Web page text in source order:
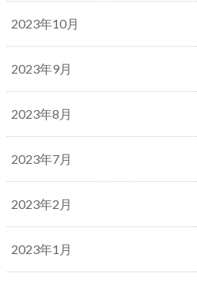
2023年10月
2023年9月
2023年8月
2023年7月
2023年2月
2023年1月